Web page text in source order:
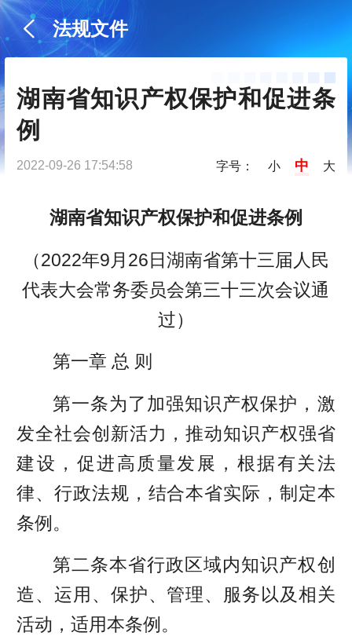
法规文件
湖南省知识产权保护和促进条
例
2022-09-26 17:54:58 字号： 小 中 大
湖南省知识产权保护和促进条例
（2022年9月26日湖南省第十三届人民
代表大会常务委员会第三十三次会议通
过）
第一章 总 则
第一条为了加强知识产权保护，激
发全社会创新活力，推动知识产权强省
建设，促进高质量发展，根据有关法
律、行政法规，结合本省实际，制定本
条例。
第二条本省行政区域内知识产权创
造、运用、保护、管理、服务以及相关
活动，适用本条例。